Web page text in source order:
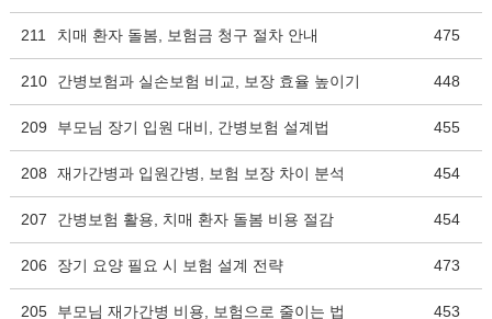
211 치매 환자 돌봄, 보험금 청구 절차 안내 475
210 간병보험과 실손보험 비교, 보장 효율 높이기 448
209 부모님 장기 입원 대비, 간병보험 설계법 455
208 재가간병과 입원간병, 보험 보장 차이 분석 454
207 간병보험 활용, 치매 환자 돌봄 비용 절감 454
206 장기 요양 필요 시 보험 설계 전략 473
205 부모님 재가간병 비용, 보험으로 줄이는 법 453